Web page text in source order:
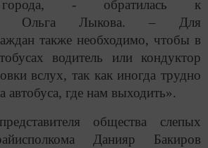
города, - обратилась к
Ольга Лыкова. – Для
также необходимо, чтобы в
водитель или кондуктор
вслух, так как иногда трудно
автобуса, где нам выходить».
общества слепых
Данияр Бакиров